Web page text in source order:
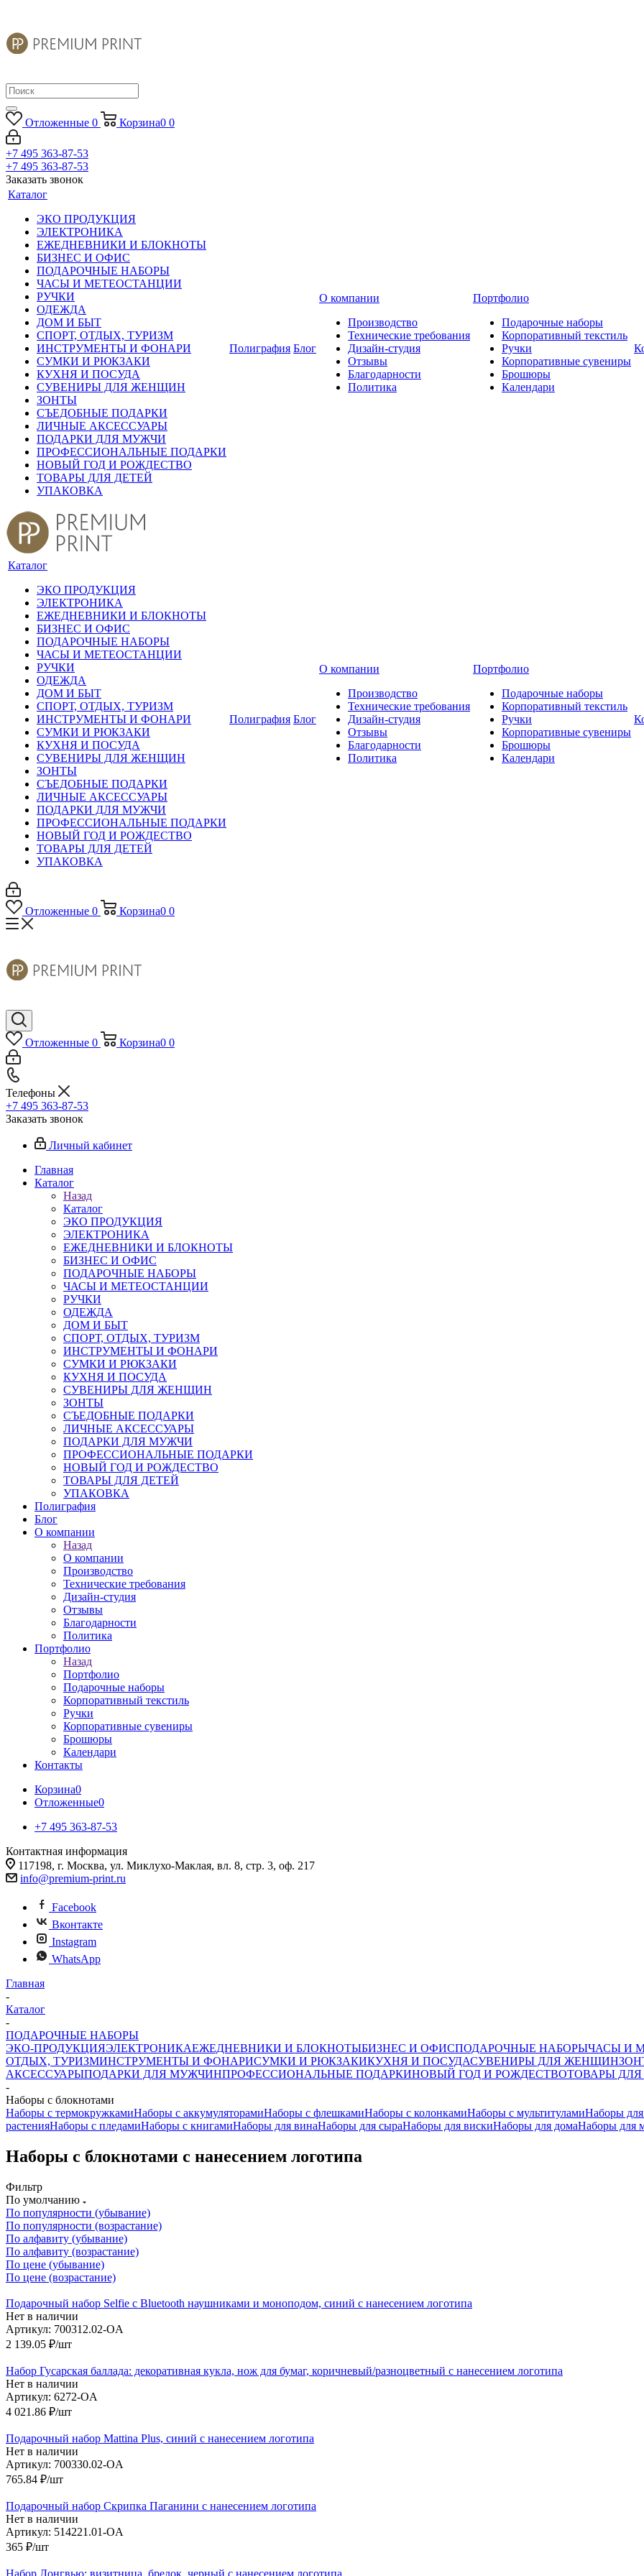
Отложенные 0 Корзина0 0
+7 495 363-87-53
+7 495 363-87-53
Заказать звонок
Каталог
ЭКО ПРОДУКЦИЯ
ЭЛЕКТРОНИКА
ЕЖЕДНЕВНИКИ И БЛОКНОТЫ
БИЗНЕС И ОФИС
ПОДАРОЧНЫЕ НАБОРЫ
ЧАСЫ И МЕТЕОСТАНЦИИ
РУЧКИ
ОДЕЖДА
ДОМ И БЫТ
СПОРТ, ОТДЫХ, ТУРИЗМ
ИНСТРУМЕНТЫ И ФОНАРИ
СУМКИ И РЮКЗАКИ
КУХНЯ И ПОСУДА
СУВЕНИРЫ ДЛЯ ЖЕНЩИН
ЗОНТЫ
СЪЕДОБНЫЕ ПОДАРКИ
ЛИЧНЫЕ АКСЕССУАРЫ
ПОДАРКИ ДЛЯ МУЖЧИ
ПРОФЕССИОНАЛЬНЫЕ ПОДАРКИ
НОВЫЙ ГОД И РОЖДЕСТВО
ТОВАРЫ ДЛЯ ДЕТЕЙ
УПАКОВКА
Полиграфия Блог
О компании
Производство
Технические требования
Дизайн-студия
Отзывы
Благодарности
Политика
Портфолио
Подарочные наборы
Корпоративный текстиль
Ручки
Корпоративные сувениры
Брошюры
Календари
Каталог
ЭКО ПРОДУКЦИЯ
ЭЛЕКТРОНИКА
ЕЖЕДНЕВНИКИ И БЛОКНОТЫ
БИЗНЕС И ОФИС
ПОДАРОЧНЫЕ НАБОРЫ
ЧАСЫ И МЕТЕОСТАНЦИИ
РУЧКИ
ОДЕЖДА
ДОМ И БЫТ
СПОРТ, ОТДЫХ, ТУРИЗМ
ИНСТРУМЕНТЫ И ФОНАРИ
СУМКИ И РЮКЗАКИ
КУХНЯ И ПОСУДА
СУВЕНИРЫ ДЛЯ ЖЕНЩИН
ЗОНТЫ
СЪЕДОБНЫЕ ПОДАРКИ
ЛИЧНЫЕ АКСЕССУАРЫ
ПОДАРКИ ДЛЯ МУЖЧИ
ПРОФЕССИОНАЛЬНЫЕ ПОДАРКИ
НОВЫЙ ГОД И РОЖДЕСТВО
ТОВАРЫ ДЛЯ ДЕТЕЙ
УПАКОВКА
Полиграфия Блог
О компании
Производство
Технические требования
Дизайн-студия
Отзывы
Благодарности
Политика
Портфолио
Подарочные наборы
Корпоративный текстиль
Ручки
Корпоративные сувениры
Брошюры
Календари
Отложенные 0 Корзина0 0
Отложенные 0 Корзина0 0
Телефоны
+7 495 363-87-53
Заказать звонок
Личный кабинет
Главная
Каталог
Назад
Каталог
ЭКО ПРОДУКЦИЯ
ЭЛЕКТРОНИКА
ЕЖЕДНЕВНИКИ И БЛОКНОТЫ
БИЗНЕС И ОФИС
ПОДАРОЧНЫЕ НАБОРЫ
ЧАСЫ И МЕТЕОСТАНЦИИ
РУЧКИ
ОДЕЖДА
ДОМ И БЫТ
СПОРТ, ОТДЫХ, ТУРИЗМ
ИНСТРУМЕНТЫ И ФОНАРИ
СУМКИ И РЮКЗАКИ
КУХНЯ И ПОСУДА
СУВЕНИРЫ ДЛЯ ЖЕНЩИН
ЗОНТЫ
СЪЕДОБНЫЕ ПОДАРКИ
ЛИЧНЫЕ АКСЕССУАРЫ
ПОДАРКИ ДЛЯ МУЖЧИ
ПРОФЕССИОНАЛЬНЫЕ ПОДАРКИ
НОВЫЙ ГОД И РОЖДЕСТВО
ТОВАРЫ ДЛЯ ДЕТЕЙ
УПАКОВКА
Полиграфия
Блог
О компании
Назад
О компании
Производство
Технические требования
Дизайн-студия
Отзывы
Благодарности
Политика
Портфолио
Назад
Портфолио
Подарочные наборы
Корпоративный текстиль
Ручки
Корпоративные сувениры
Брошюры
Календари
Контакты
Корзина0
Отложенные0
+7 495 363-87-53
Контактная информация
117198, г. Москва, ул. Миклухо-Маклая, вл. 8, стр. 3, оф. 217
info@premium-print.ru
Facebook
Вконтакте
Instagram
WhatsApp
Главная
-
Каталог
-
ПОДАРОЧНЫЕ НАБОРЫ
ЭКО-ПРОДУКЦИЯЭЛЕКТРОНИКАЕЖЕДНЕВНИКИ И БЛОКНОТЫБИЗНЕС И ОФИСПОДАРОЧНЫЕ НАБОРЫЧАСЫ И
ОТДЫХ, ТУРИЗМИНСТРУМЕНТЫ И ФОНАРИСУМКИ И РЮКЗАКИКУХНЯ И ПОСУДАСУВЕНИРЫ ДЛЯ ЖЕНЩИН
АКСЕССУАРЫПОДАРКИ ДЛЯ МУЖЧИНПРОФЕССИОНАЛЬНЫЕ ПОДАРКИНОВЫЙ ГОД И РОЖДЕСТВОТОВАРЫ ДЛЯ
-
Наборы с блокнотами
Наборы с термокружкамиНаборы с аккумуляторамиНаборы с флешкамиНаборы с колонкамиНаборы с мультитуламиНаборы
растенияНаборы с пледамиНаборы с книгамиНаборы для винаНаборы для сыраНаборы для вискиНаборы для домаНаборы для
Наборы с блокнотами с нанесением логотипа
Фильтр
По умолчанию
По популярности (убывание)
По популярности (возрастание)
По алфавиту (убывание)
По алфавиту (возрастание)
По цене (убывание)
По цене (возрастание)
Подарочный набор Selfie с Bluetooth наушниками и моноподом, синий с нанесением логотипа
Нет в наличии
Артикул: 700312.02-OA
2 139.05 ₽/шт
Набор Гусарская баллада: декоративная кукла, нож для бумаг, коричневый/разноцветный с нанесением логотипа
Нет в наличии
Артикул: 6272-OA
4 021.86 ₽/шт
Подарочный набор Mattina Plus, синий с нанесением логотипа
Нет в наличии
Артикул: 700330.02-OA
765.84 ₽/шт
Подарочный набор Скрипка Паганини с нанесением логотипа
Нет в наличии
Артикул: 514221.01-OA
365 ₽/шт
Набор Лонгвью: визитница, брелок, черный с нанесением логотипа